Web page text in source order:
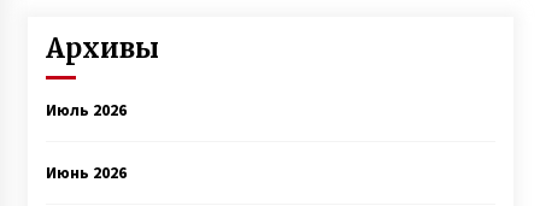
Архивы
Июль 2026
Июнь 2026